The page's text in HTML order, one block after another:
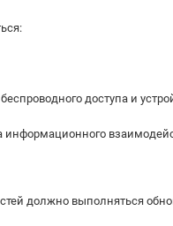
доступа и
информационного
должно выполняться